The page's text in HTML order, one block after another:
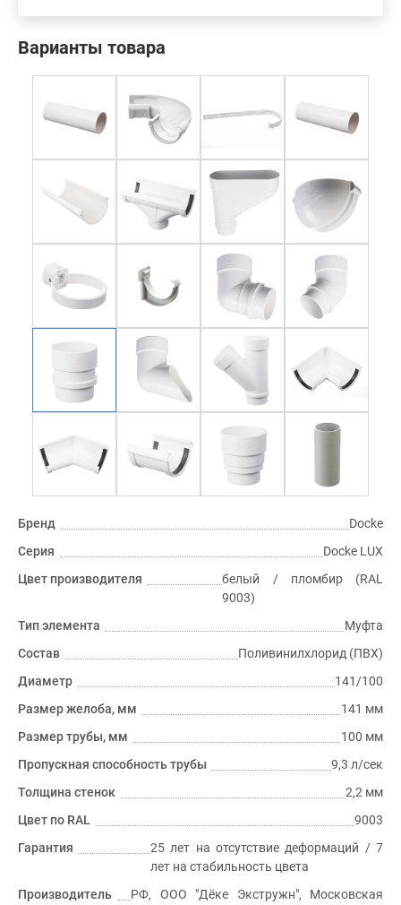
Варианты товара
Бренд
Docke
Серия
Docke LUX
Цвет производителя
белый / пломбир (RAL
9003)
Тип элемента
Муфта
Состав
Поливинилхлорид (ПВХ)
Диаметр
141/100
Размер желоба, мм
141 мм
Размер трубы, мм
100 мм
Пропускная способность трубы
9,3 л/сек
Толщина стенок
2,2 мм
Цвет по RAL
9003
Гарантия
25 лет на отсутствие деформаций / 7
лет на стабильность цвета
Производитель
РФ, ООО "Дёке Экстружн", Московская